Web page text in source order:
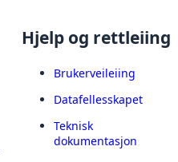
Hjelp og rettleiing
Brukerveileiing
Datafellesskapet
Teknisk
dokumentasjon